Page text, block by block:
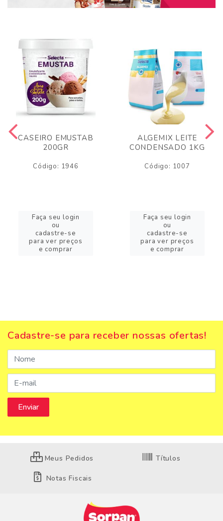
CASEIRO EMUSTAB
200GR
Código: 1946
Faça seu login
ou
cadastre-se
para ver preços
e comprar
ALGEMIX LEITE
CONDENSADO 1KG
Código: 1007
Faça seu login
ou
cadastre-se
para ver preços
e comprar
Cadastre-se para receber nossas ofertas!
Meus Pedidos Títulos
Notas Fiscais